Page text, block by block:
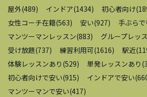
屋外(489) インドア(1434) 初心者向け(
女性コーチ在籍(563) 安い(927) 手ぶら
マンツーマンレッスン(883) グループレッ
受け放題(737) 練習利用可(1616) 駅近(
体験レッスンあり (529) 単発レッスンあり (
初心者向けで安い(915) インドアで安い(
マンツーマンで安い(417)